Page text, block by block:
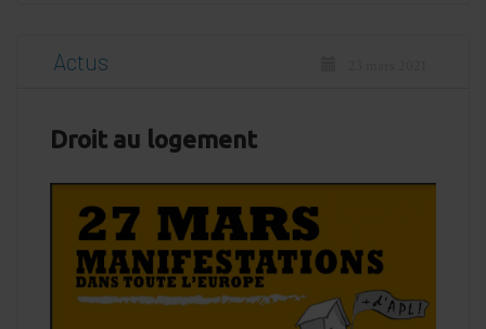
Actus
Droit au logement